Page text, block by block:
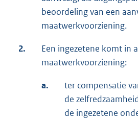
beoordeling van een
maatwerkvoorziening.
2.
Een ingezetene komt in
maatwerkvoorziening:
a.
ter compensatie
de
de ingezetene